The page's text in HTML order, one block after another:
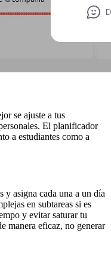
se ajuste a tus
El planificador
a estudiantes como a
y asigna cada una a un día
en subtareas si es
y evitar saturar tu
manera eficaz, no generar